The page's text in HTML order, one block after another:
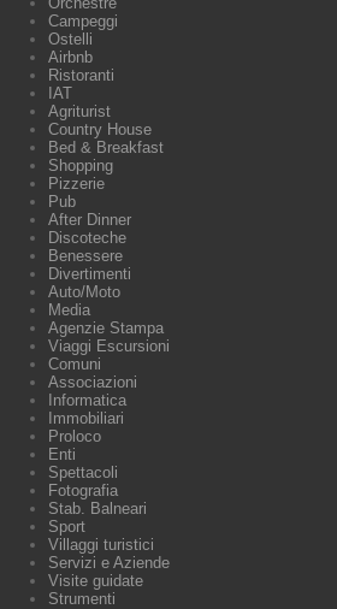
Campeggi
Ostelli
Airbnb
Ristoranti
IAT
Agriturist
Country House
Bed & Breakfast
Shopping
Pizzerie
Pub
After Dinner
Discoteche
Benessere
Divertimenti
Auto/Moto
Media
Agenzie Stampa
Viaggi Escursioni
Comuni
Associazioni
Informatica
Immobiliari
Proloco
Enti
Spettacoli
Fotografia
Stab. Balneari
Sport
Villaggi turistici
Servizi e Aziende
Visite guidate
Strumenti